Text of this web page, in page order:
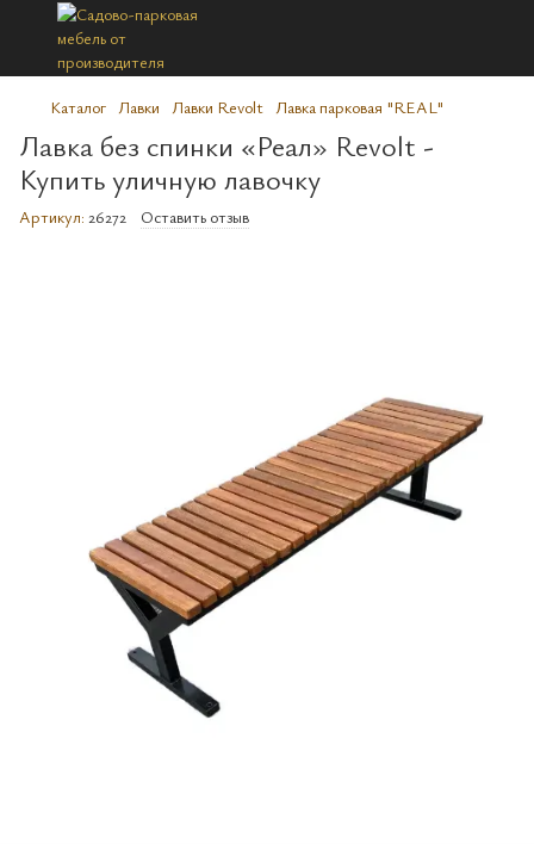
Каталог Лавки Лавки Revolt Лавка парковая "REAL"
Лавка без спинки «Реал» Revolt -
Купить уличную лавочку
Артикул: 26272 Оставить отзыв